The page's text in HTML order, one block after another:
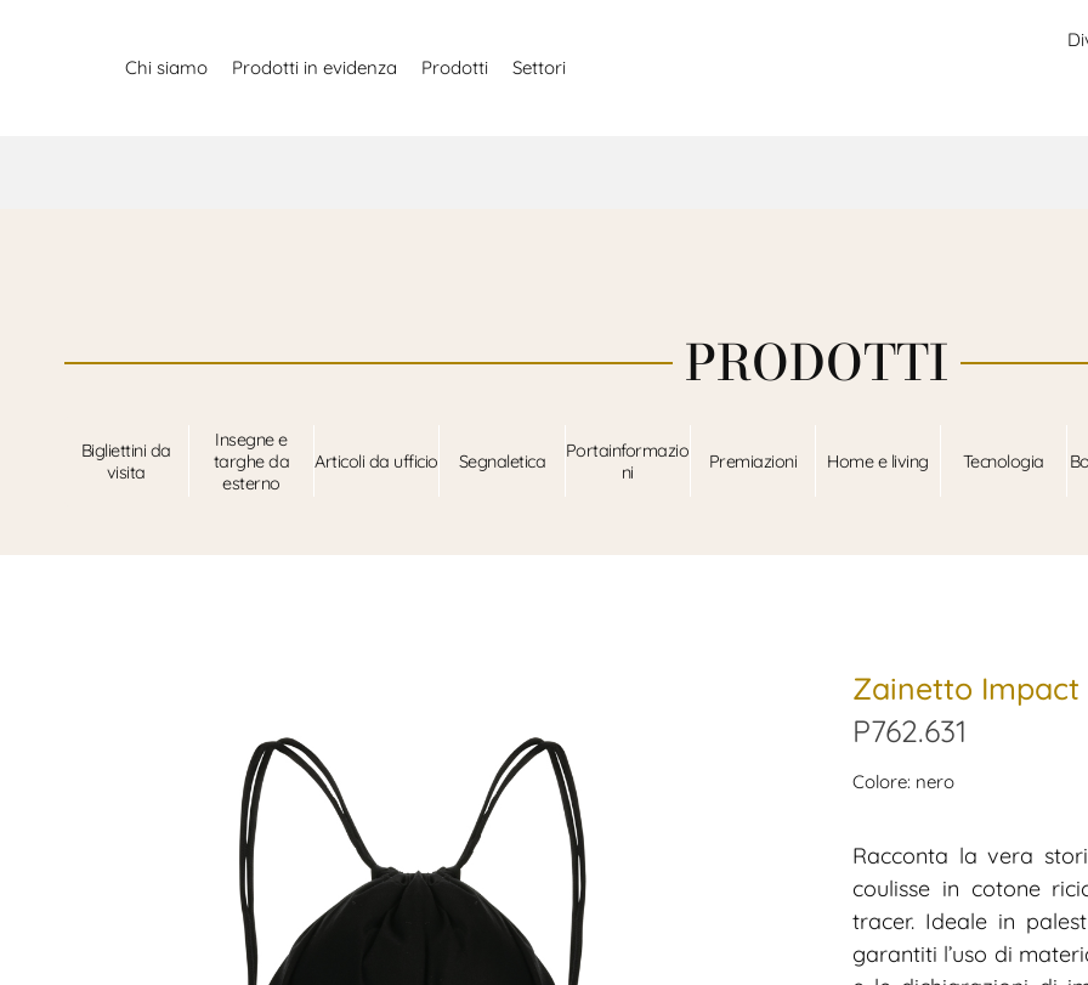
Chi siamo Prodotti in evidenza Prodotti Settori
PRODOTTI
Bigliettini da
visita
Insegne e
targhe da
esterno
Articoli da ufficio Segnaletica
Portainformazio
ni
Premiazioni Home e living Tecnologia
Zainetto Impact
P762.631
Colore: nero
Racconta la vera
coulisse in cotone
tracer. Ideale in
garantiti l’uso di